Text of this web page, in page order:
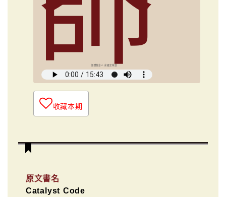
媒體創意人 俞國定導讀
收藏本期
原文書名
Catalyst Code